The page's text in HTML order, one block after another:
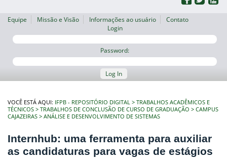
Equipe Missão e Visão Informações ao usuário
Contato
Login
Password:
Log In
VOCÊ ESTÁ AQUI: IFPB - REPOSITÓRIO DIGITAL
TRABALHOS ACADÊMICOS E
TÉCNICOS
TRABALHOS DE CONCLUSÃO DE CURSO DE GRADUAÇÃO
CAMPUS
CAJAZEIRAS
ANÁLISE E DESENVOLVIMENTO DE SISTEMAS
Internhub: uma ferramenta para auxiliar
as candidaturas para vagas de estágios